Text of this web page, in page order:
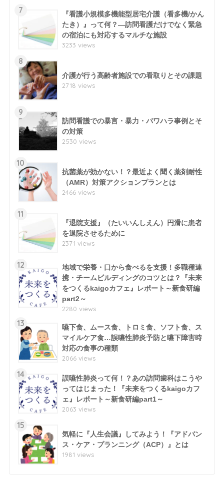
7
『看護小規模多機能型居宅介護（看多機/かん
たき）』って何？―訪問看護だけでなく緊急
の宿泊にも対応するマルチな施設
3233 views
8
介護が行う高齢者施設での看取りとその課題
2718 views
9
訪問看護での暴言・暴力・パワハラ事例とそ
の対策
2530 views
10
抗菌薬が効かない！？最近よく聞く薬剤耐性
（AMR）対策アクションプランとは
2466 views
11
『退院支援』（たいいんしえん）円滑に患者
を退院させるために
2371 views
12
地域で栄養・口から食べるを支援！多職種連
携・チームビルディングのコツとは？『未来
をつくるkaigoカフェ』レポート～新食研編
part2～
2280 views
13
嚥下食、ムース食、トロミ食、ソフト食、ス
マイルケア食…誤嚥性肺炎予防と嚥下障害時
対応の食事の種類
2066 views
14
誤嚥性肺炎って何！？あの訪問歯科はこうや
ってはじまった！『未来をつくるkaigoカフ
ェ』レポート～新食研編part1～
2063 views
15
気軽に『人生会議』してみよう！『アドバン
ス・ケア・プランニング（ACP）』とは
1981 views